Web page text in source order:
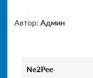
Автор: Админ
Ne2Pee